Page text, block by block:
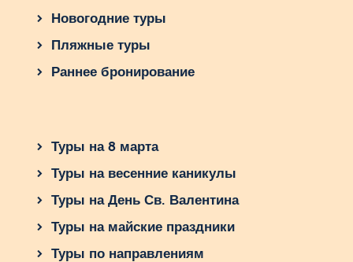
Новогодние туры
Пляжные туры
Раннее бронирование
Туры на 8 марта
Туры на весенние каникулы
Туры на День Св. Валентина
Туры на майские праздники
Туры по направлениям